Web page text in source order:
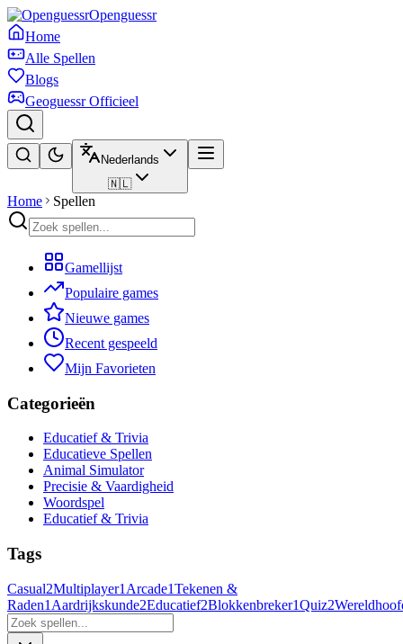
Openguessr
Home
Alle Spellen
Blogs
Geoguessr Officieel
Nederlands
🇳🇱
Home Spellen
Gamellijst
Populaire games
Nieuwe games
Recent gespeeld
Mijn Favorieten
Categorieën
Educatief & Trivia
Educatieve Spellen
Animal Simulator
Precisie & Vaardigheid
Woordspel
Educatief & Trivia
Tags
Casual2Multiplayer1 Arcade1Tekenen &
Raden1 Aardrijkskunde2Educatief2Blokkenbreker1Quiz2